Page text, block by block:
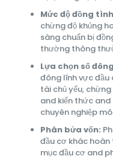
Mức độ đồng
chừng độ khủng
sàng chuẩn bị
thường thông
Lựa chọn số
đông lĩnh vực
tài chủ yếu,
and kiến thức
chuyên nghiệp
Phân bửa vốn:
đầu cơ khác
mục đầu cơ and